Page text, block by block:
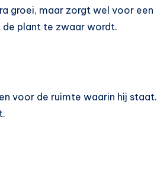
groei, maar zorgt wel voor een
plant te zwaar wordt.
voor de ruimte waarin hij staat.